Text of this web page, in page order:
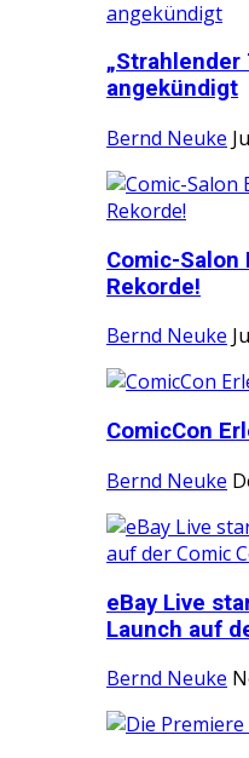
„Strahlender
angekündigt
Bernd Neuke
Comic-
Rekorde!
Bernd Neuke
ComicCon
Bernd Neuke
eBay Live
Launch auf
Bernd Neuke